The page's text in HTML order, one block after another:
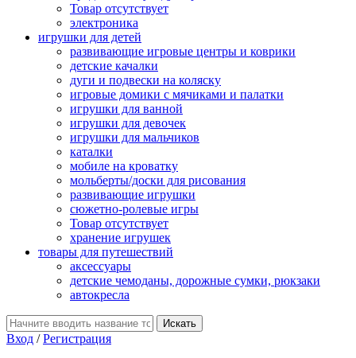
Товар отсутствует
электроника
игрушки для детей
развивающие игровые центры и коврики
детские качалки
дуги и подвески на коляску
игровые домики с мячиками и палатки
игрушки для ванной
игрушки для девочек
игрушки для мальчиков
каталки
мобиле на кроватку
мольберты/доски для рисования
развивающие игрушки
сюжетно-ролевые игры
Товар отсутствует
хранение игрушек
товары для путешествий
аксессуары
детские чемоданы, дорожные сумки, рюкзаки
автокресла
Вход /Регистрация